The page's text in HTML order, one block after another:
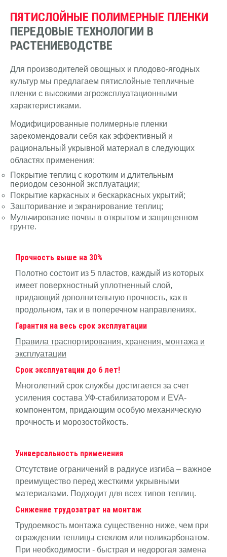
ПЯТИСЛОЙНЫЕ ПОЛИМЕРНЫЕ ПЛЕНКИ
ПЕРЕДОВЫЕ ТЕХНОЛОГИИ В
РАСТЕНИЕВОДСТВЕ
Для производителей овощных и плодово-ягодных
культур мы предлагаем пятислойные тепличные
пленки с высокими агроэксплуатационными
характеристиками.
Модифицированные полимерные пленки
зарекомендовали себя как эффективный и
рациональный укрывной материал в следующих
областях применения:
Покрытие теплиц с коротким и длительным
периодом сезонной эксплуатации;
Покрытие каркасных и бескаркасных укрытий;
Зашторивание и экранирование теплиц;
Мульчирование почвы в открытом и защищенном
грунте.
Прочность выше на 30%
Полотно состоит из 5 пластов, каждый из которых
имеет поверхностный уплотненный слой,
придающий дополнительную прочность, как в
продольном, так и в поперечном направлениях.
Гарантия на весь срок эксплуатации
Правила траспортирования, хранения, монтажа и
эксплуатации
Срок эксплуатации до 6 лет!
Многолетний срок службы достигается за счет
усиления состава УФ-стабилизатором и EVA-
компонентом, придающим особую механическую
прочность и морозостойкость.
Универсальность применения
Отсутствие ограничений в радиусе изгиба – важное
преимущество перед жесткими укрывными
материалами. Подходит для всех типов теплиц.
Снижение трудозатрат на монтаж
Трудоемкость монтажа существенно ниже, чем при
ограждении теплицы стеклом или поликарбонатом.
При необходимости - быстрая и недорогая замена